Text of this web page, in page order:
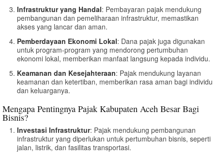
Infrastruktur yang Handal: Pembayaran pajak mendukung
pembangunan dan pemeliharaan infrastruktur, memastikan
akses yang lancar dan aman.
Pemberdayaan Ekonomi Lokal: Dana pajak juga digunakan
untuk program-program yang mendorong pertumbuhan
ekonomi lokal, memberikan manfaat langsung kepada individu.
Keamanan dan Kesejahteraan: Pajak mendukung layanan
keamanan dan ketertiban, memberikan rasa aman bagi individu
dan keluarganya.
Mengapa Pentingnya Pajak Kabupaten Aceh Besar Bagi
Bisnis?
Investasi Infrastruktur: Pajak mendukung pembangunan
infrastruktur yang diperlukan untuk pertumbuhan bisnis, seperti
jalan, listrik, dan fasilitas transportasi.